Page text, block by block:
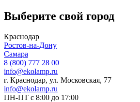
Выберите свой город
Краснодар
Ростов-на-Дону
Самара
8 (800) 777 28 00
info@ekolamp.ru
г. Краснодар, ул. Московская, 77
info@ekolamp.ru
ПН-ПТ с 8:00 до 17:00